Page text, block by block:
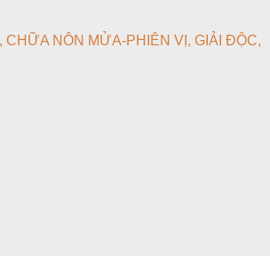
CHỮA NÔN MỬA-PHIÊN VỊ
GIẢI ĐỘC